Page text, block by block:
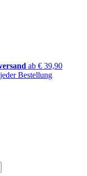
ab € 39,90
Bestellung